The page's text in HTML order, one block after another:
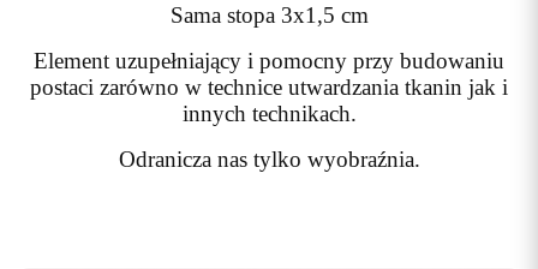
Sama stopa 3x1,5 cm
Element uzupełniający i pomocny przy budowaniu
postaci zarówno w technice utwardzania tkanin jak i
innych technikach.
Odranicza nas tylko wyobraźnia.